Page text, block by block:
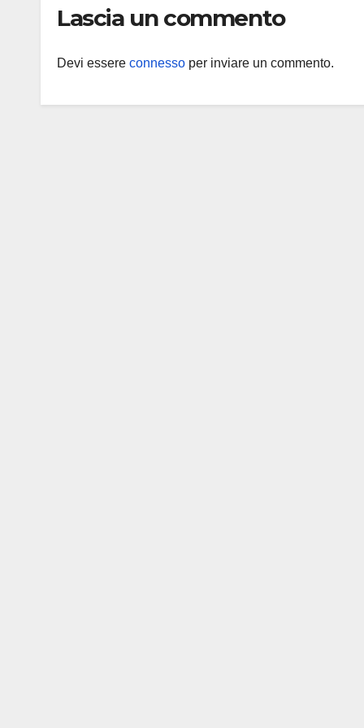
Lascia un commento
Devi essere connesso per inviare un commento.